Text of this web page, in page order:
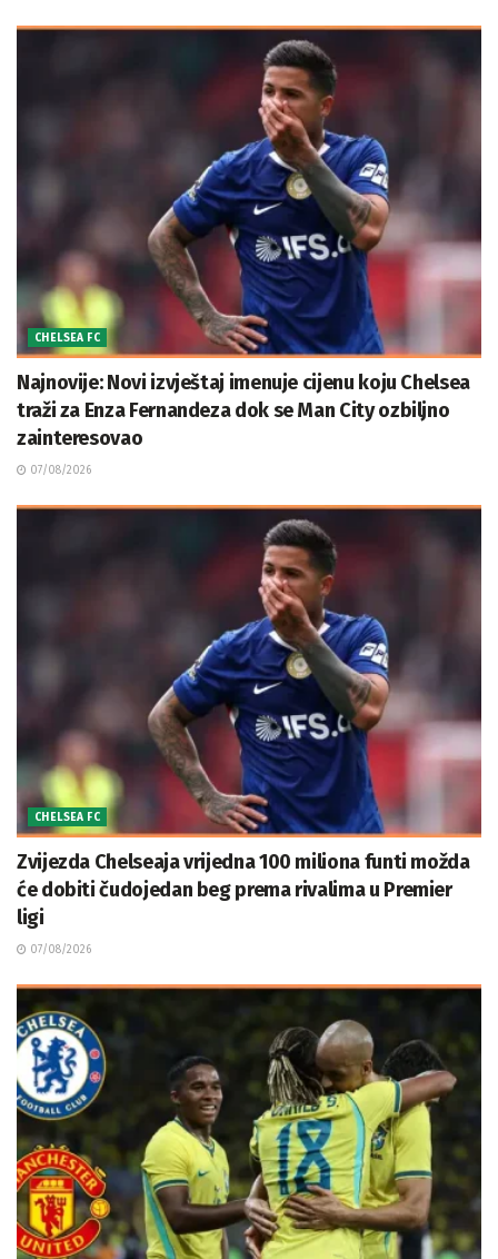
CHELSEA FC
Najnovije: Novi izvještaj imenuje cijenu koju Chelsea
traži za Enza Fernandeza dok se Man City ozbiljno
zainteresovao
07/08/2026
CHELSEA FC
Zvijezda Chelseaja vrijedna 100 miliona funti možda
će dobiti čudojedan beg prema rivalima u Premier
ligi
07/08/2026